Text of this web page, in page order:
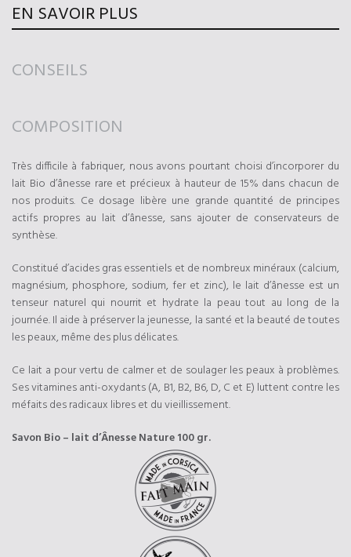
EN SAVOIR PLUS
CONSEILS
COMPOSITION
Très difficile à fabriquer, nous avons pourtant choisi d’incorporer du
lait Bio d’ânesse rare et précieux à hauteur de 15% dans chacun de
nos produits. Ce dosage libère une grande quantité de principes
actifs propres au lait d’ânesse, sans ajouter de conservateurs de
synthèse.
Constitué d’acides gras essentiels et de nombreux minéraux (calcium,
magnésium, phosphore, sodium, fer et zinc), le lait d’ânesse est un
tenseur naturel qui nourrit et hydrate la peau tout au long de la
journée. Il aide à préserver la jeunesse, la santé et la beauté de toutes
les peaux, même des plus délicates.
Ce lait a pour vertu de calmer et de soulager les peaux à problèmes.
Ses vitamines anti-oxydants (A, B1, B2, B6, D, C et E) luttent contre les
méfaits des radicaux libres et du vieillissement.
Savon Bio – lait d’Ânesse Nature 100 gr.